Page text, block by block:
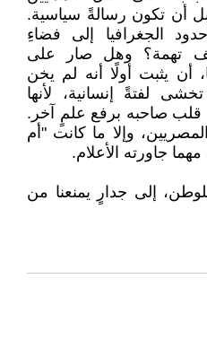
أن تكون رسالةً سياسية.
الجغرافيا إلى فضاءِ
تهمة؟ وهل صار على
أن يثبت أولًا أنه لم يخن
لفتةً إنسانية، لأنها
قلب صاحبه برفع علمٍ آخر.
وإلا ما كانت "أم
جاورته الأعلام.
إلى جدارٍ يمنعنا من